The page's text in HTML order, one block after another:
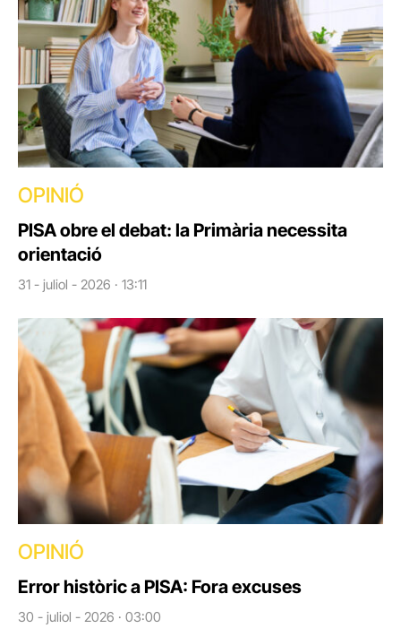
OPINIÓ
PISA obre el debat: la Primària necessita
orientació
31 - juliol - 2026 · 13:11
OPINIÓ
Error històric a PISA: Fora excuses
30 - juliol - 2026 · 03:00